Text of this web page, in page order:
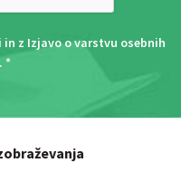
in z Izjavo o varstvu osebnih
. *